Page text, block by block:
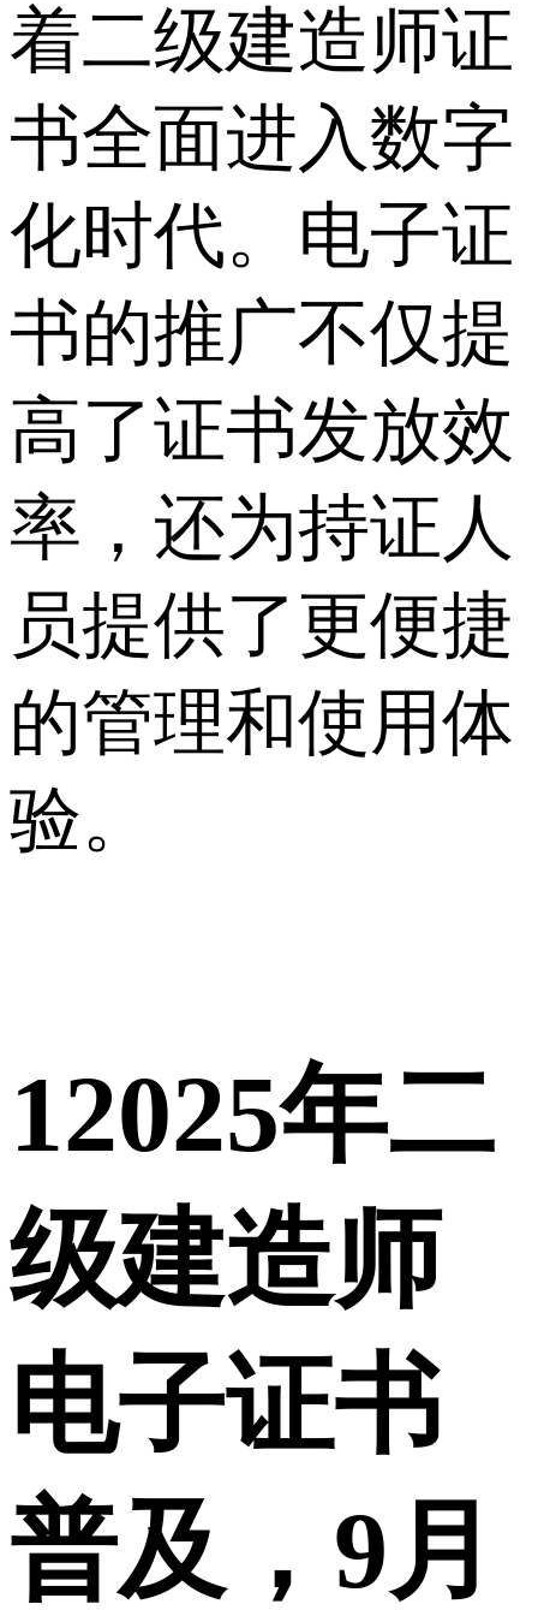
着二级建造师证
书全面进入数字
化时代。电子证
书的推广不仅提
高了证书发放效
率，还为持证人
员提供了更便捷
的管理和使用体
验。
12025年二
级建造师
电子证书
普及，9月